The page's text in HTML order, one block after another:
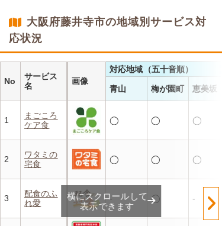
減を実現！温める
大阪府藤井寺市の地域別サービス対
応状況
No
サービス
名
画像
対応地域（五十音順）
青山 梅が園町 恵美坂
1
まごころ
ケア食
◯ ◯ ◯
2
ワタミの
宅食
◯ ◯ ◯
3
配食のふ
れ愛
- ◯ -
横にスクロールして
表示できます